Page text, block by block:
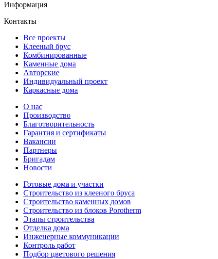
Информация
Контакты
Все проекты
Клееный брус
Комбинированные
Каменные дома
Авторские
Индивидуальный проект
Каркасные дома
О нас
Производство
Благотворительность
Гарантия и сертификаты
Вакансии
Партнеры
Бригадам
Новости
Готовые дома и участки
Строительство из клееного бруса
Строительство каменных домов
Строительство из блоков Porotherm
Этапы строительства
Отделка дома
Инженерные коммуникации
Контроль работ
Подбор цветового решения